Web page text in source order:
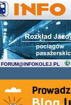
FORUM@INFOKOLEJ.PL